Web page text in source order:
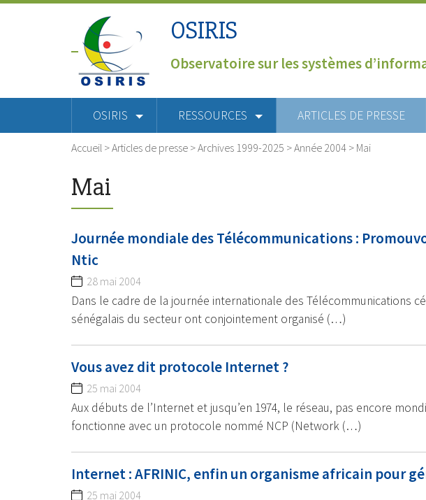
OSIRIS
Observatoire sur les systèmes
OSIRIS RESSOURCES ARTICLES DE PRESSE
Accueil >Articles de presse >Archives 1999-2025 >Année 2004 > Mai
Mai
Journée mondiale des Télécommunications :
Ntic
28 mai 2004
Dans le cadre de la journée internationale des Télécommunications
sénégalais du secteur ont conjointement organisé (…)
Vous avez dit protocole Internet ?
25 mai 2004
Aux débuts de l’Internet et jusqu’en 1974, le réseau, pas encore
fonctionne avec un protocole nommé NCP (Network (…)
Internet : AFRINIC, enfin un organisme africain pour
25 mai 2004